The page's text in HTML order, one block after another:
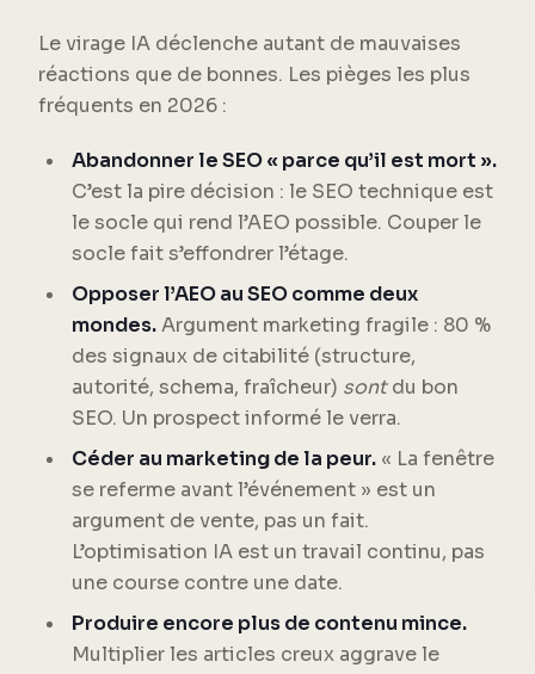
Le virage IA déclenche autant de mauvaises
réactions que de bonnes. Les pièges les plus
fréquents en 2026 :
Abandonner le SEO « parce qu’il est mort ».
C’est la pire décision : le SEO technique est
le socle qui rend l’AEO possible. Couper le
socle fait s’effondrer l’étage.
Opposer l’AEO au SEO comme deux
mondes.Argument marketing fragile : 80 %
des signaux de citabilité (structure,
autorité, schema, fraîcheur) sontdu bon
SEO. Un prospect informé le verra.
Céder au marketing de la peur. « La fenêtre
se referme avant l’événement » est un
argument de vente, pas un fait.
L’optimisation IA est un travail continu, pas
une course contre une date.
Produire encore plus de contenu mince.
Multiplier les articles creux aggrave le